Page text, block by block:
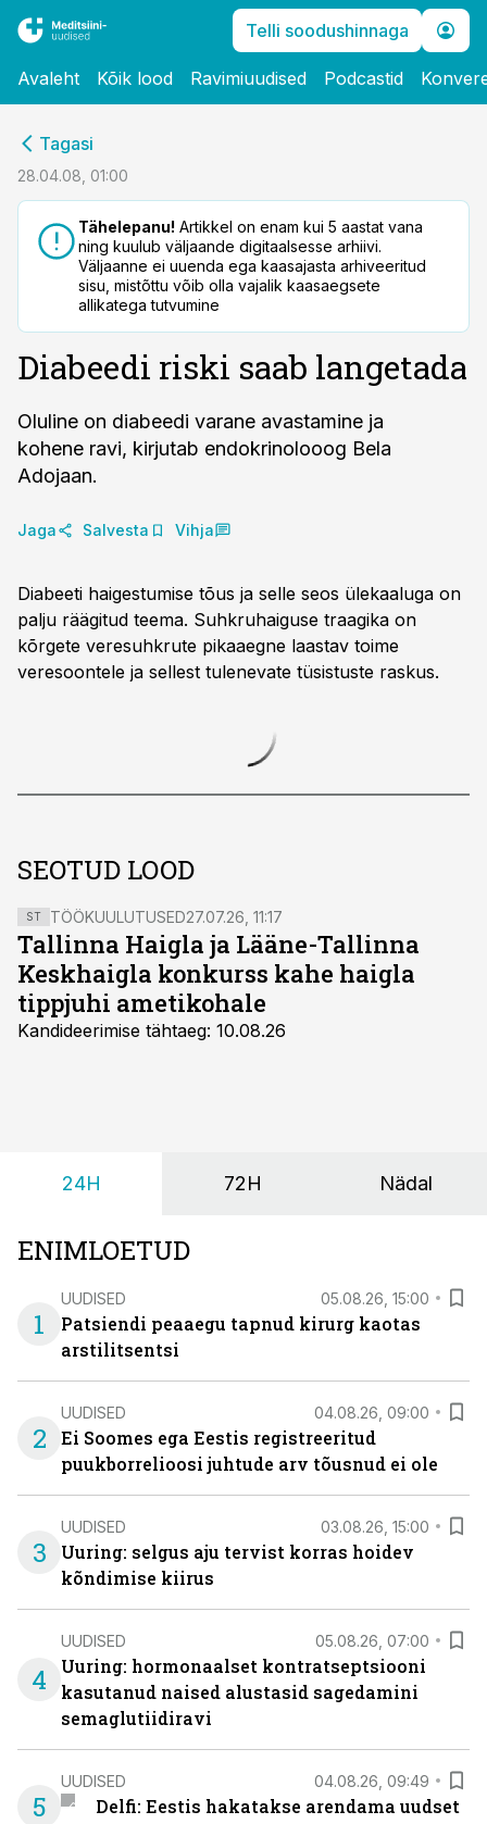
Telli soodushinnaga
Avaleht Kõik lood Ravimiuudised Podcastid
Tagasi
28.04.08, 01:00
Tähelepanu! Artikkel on enam kui 5 aastat vana
ning kuulub väljaande digitaalsesse arhiivi.
Väljaanne ei uuenda ega kaasajasta arhiveeritud
sisu, mistõttu võib olla vajalik kaasaegsete
allikatega tutvumine
Diabeedi riski saab langetada
Oluline on diabeedi varane avastamine ja
kohene ravi, kirjutab endokrinolooog Bela
Adojaan.
Jaga Salvesta Vihja
Diabeeti haigestumise tõus ja selle seos ülekaaluga on
palju räägitud teema. Suhkruhaiguse traagika on
kõrgete veresuhkrute pikaaegne laastav toime
veresoontele ja sellest tulenevate tüsistuste raskus.
SEOTUD LOOD
ST TÖÖKUULUTUSED27.07.26, 11:17
Tallinna Haigla ja Lääne-Tallinna
Keskhaigla konkurss kahe haigla
tippjuhi ametikohale
Kandideerimise tähtaeg: 10.08.26
24H 72H Nädal
ENIMLOETUD
1
UUDISED 05.08.26, 15:00
Patsiendi peaaegu tapnud kirurg kaotas
arstilitsentsi
2
UUDISED 04.08.26, 09:00
Ei Soomes ega Eestis registreeritud
puukborrelioosi juhtude arv tõusnud ei ole
3
UUDISED 03.08.26, 15:00
Uuring: selgus aju tervist korras hoidev
kõndimise kiirus
4
UUDISED 05.08.26, 07:00
Uuring: hormonaalset kontratseptsiooni
kasutanud naised alustasid sagedamini
semaglutiidiravi
5
UUDISED 04.08.26, 09:49
Delfi: Eestis hakatakse arendama uudset